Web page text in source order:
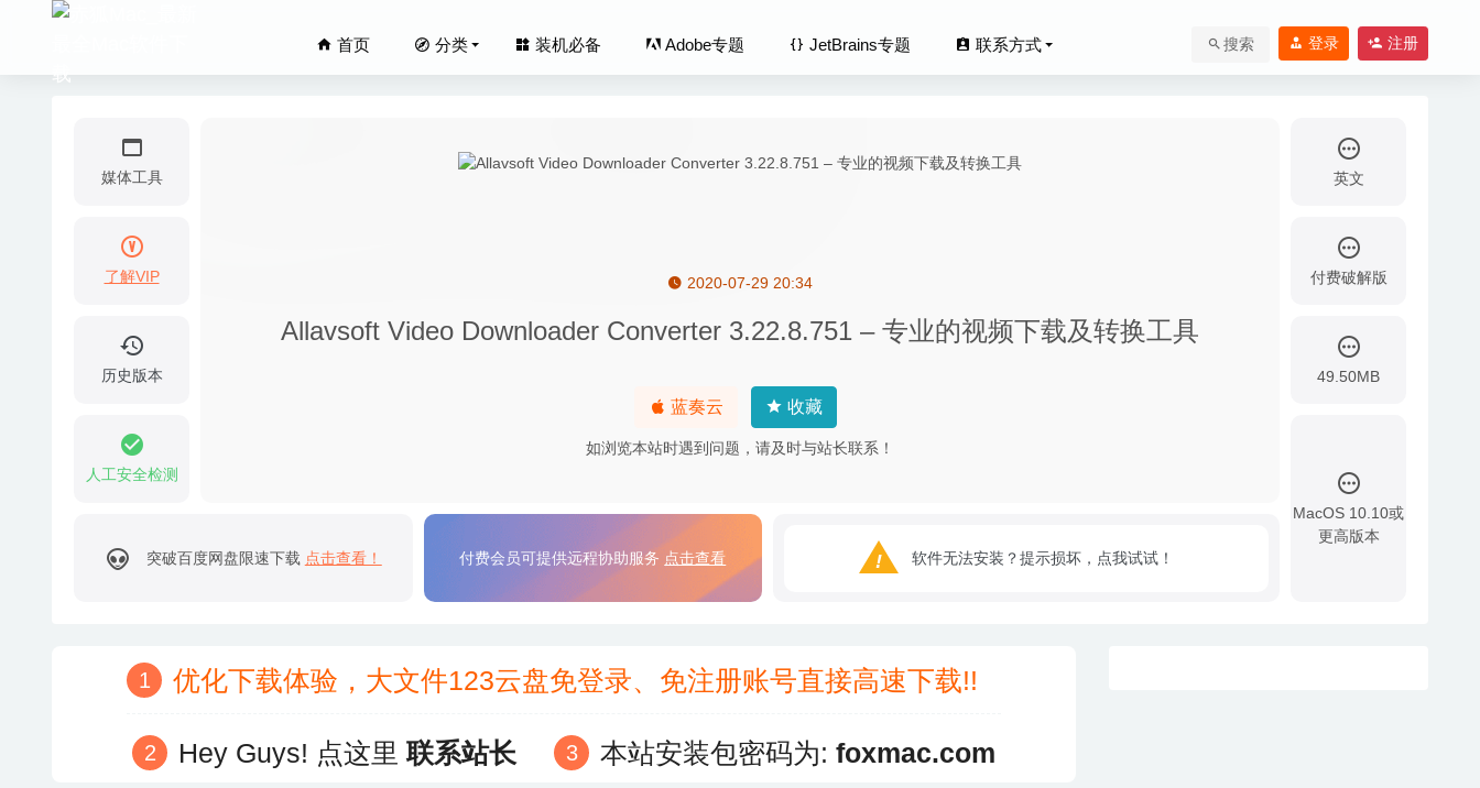
首页 分类 装机必备 Adobe专题 JetBrains专题 联系方式 搜索 登录 注册
媒体工具
了解VIP
历史版本
人工安全检测
2020-07-29 20:34
Allavsoft Video Downloader Converter 3.22.8.751 – 专业的视频下载及转换工具
蓝奏云 收藏
如浏览本站时遇到问题，请及时与站长联系！
英文
付费破解版
49.50MB
MacOS 10.10或
更高版本
突破百度网盘限速下载 点击查看！ 付费会员可提供远程协助服务 点击查看 软件无法安装？提示损坏，点我试试！
优化下载体验，大文件123云盘免登录、免注册账号直接高速下载!!
Hey Guys! 点这里联系站长 本站安装包密码为: foxmac.com
Adobe XD 28.2.12(免激活版) for Mac 中文版-优秀的界面设计和原型交互工具
2020-04-
Photomator 3.4.14 中文版-功能强大的照片编辑工具 2026-04-12
Watermark Sense 1.4.4 – 实用的图片添加水印工具 2024-06-12